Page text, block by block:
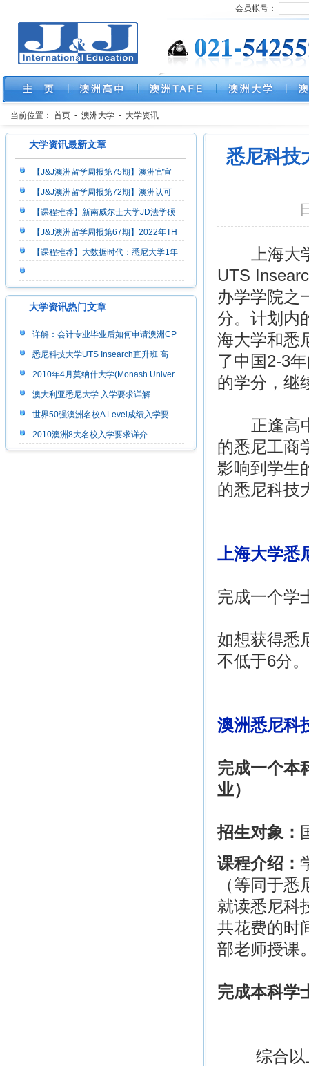
会员帐号：
当前位置： 首页 - 澳洲大学 - 大学资讯
大学资讯最新文章
【J&J澳洲留学周报第75期】澳洲官宣
【J&J澳洲留学周报第72期】澳洲认可
【课程推荐】新南威尔士大学JD法学硕
【J&J澳洲留学周报第67期】2022年TH
【课程推荐】大数据时代：悉尼大学1年
大学资讯热门文章
详解：会计专业毕业后如何申请澳洲CP
悉尼科技大学UTS Insearch直升班 高
2010年4月莫纳什大学(Monash Univer
澳大利亚悉尼大学 入学要求详解
世界50强澳洲名校A Level成绩入学要
2010澳洲8大名校入学要求详介
悉尼科技
上海大学
UTS
办学学院之
分。计划内
海大学和悉
了中国2-3
的学分，继
正逢高中
的悉尼工商
影响到学生
的悉尼科技
上海大学悉
完成一个学
如想获得悉
不低于6分。
澳洲悉尼科
完成一个本
业）
招生对象：
课程介绍：
（等同于
就读悉尼科
共花费的时
部老师授课
完成本科学
综合以上